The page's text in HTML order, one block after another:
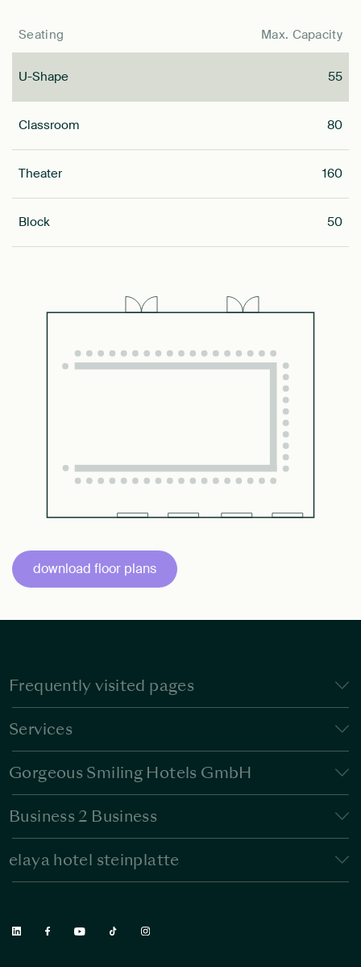
Seating Max. Capacity
U-Shape 55
Classroom 80
Theater 160
Block 50
download floor plans
Frequently visited pages
Services
Gorgeous Smiling Hotels GmbH
Business 2 Business
elaya hotel steinplatte